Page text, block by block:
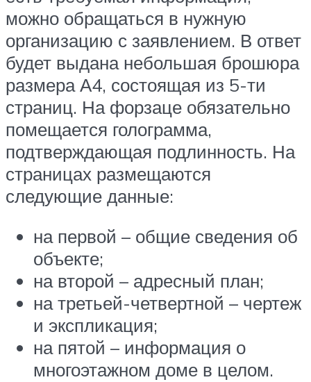
можно обращаться в нужную
организацию с заявлением. В ответ
будет выдана небольшая брошюра
размера А4, состоящая из 5-ти
страниц. На форзаце обязательно
помещается голограмма,
подтверждающая подлинность. На
страницах размещаются
следующие данные:
на первой – общие сведения об
объекте;
на второй – адресный план;
на третьей-четвертной – чертеж
и экспликация;
на пятой – информация о
многоэтажном доме в целом.